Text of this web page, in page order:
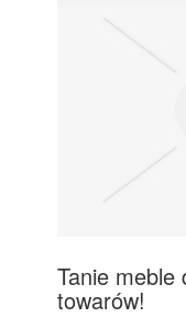
Tanie meble
towarów!